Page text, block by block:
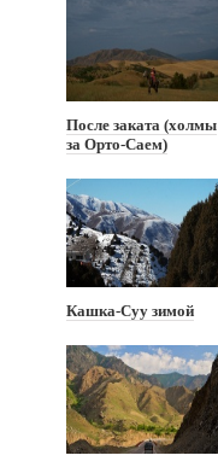
После заката (холмы
за Орто-Саем)
Кашка-Суу зимой